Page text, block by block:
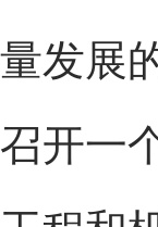
量发展
召开一